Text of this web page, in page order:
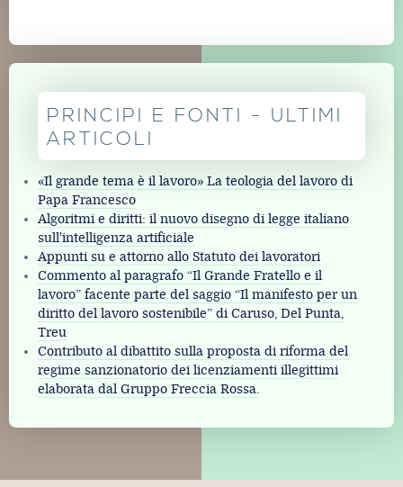
PRINCIPI E FONTI - ULTIMI
ARTICOLI
«Il grande tema è il lavoro» La teologia del lavoro di
Papa Francesco
Algoritmi e diritti: il nuovo disegno di legge italiano
sull'intelligenza artificiale
Appunti su e attorno allo Statuto dei lavoratori
Commento al paragrafo “Il Grande Fratello e il
lavoro” facente parte del saggio “Il manifesto per un
diritto del lavoro sostenibile” di Caruso, Del Punta,
Treu
Contributo al dibattito sulla proposta di riforma del
regime sanzionatorio dei licenziamenti illegittimi
elaborata dal Gruppo Freccia Rossa.